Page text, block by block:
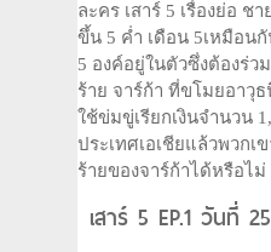
ละคร เสาร์ 5 เรื่องย่อ ช
ขึ้น 5 ค่ำ เดือน 5เหมือน
5 องค์อยู่ในตัวซึ่งต้องร่
ร้าย จาร์ก้า ที่ขโมยอาวุ
ใช้ข่มขู่เรียกเงินจำนวน
ประเทศเอเชียแล้วพวกเ
ร้ายของจาร์ก้าได้หรือไม่
เสาร์ 5 EP.1 วันที่